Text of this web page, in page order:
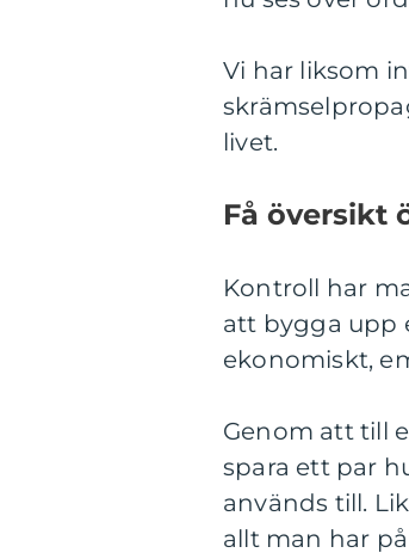
Vi har liksom
livet.
Få översikt
Kontroll har
att bygga upp
ekonomiskt,
Genom att till
spara ett par
används till.
allt man har